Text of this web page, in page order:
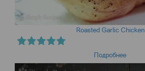
Roasted Garlic Chicken
Подробнее